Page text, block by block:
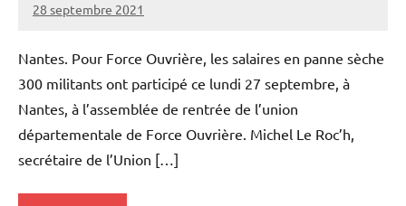
28 septembre 2021
SNFOLC44
Nantes. Pour Force Ouvrière, les salaires en panne sèche
300 militants ont participé ce lundi 27 septembre, à
Nantes, à l’assemblée de rentrée de l’union
départementale de Force Ouvrière. Michel Le Roc’h,
secrétaire de l’Union […]